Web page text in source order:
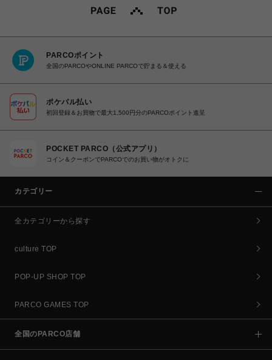
PARCOポイント
全国のPARCOやONLINE PARCOで貯まる＆使える
ポケパル払い
初回登録＆お買物で最大1,500円分のPARCOポイント進呈
POCKET PARCO（公式アプリ）
コイン＆クーポンでPARCOでのお買い物がオトクに
カテゴリー
全カテゴリーから探す
culture TOP
POP-UP SHOP TOP
PARCO GAMES TOP
全国のPARCO店舗